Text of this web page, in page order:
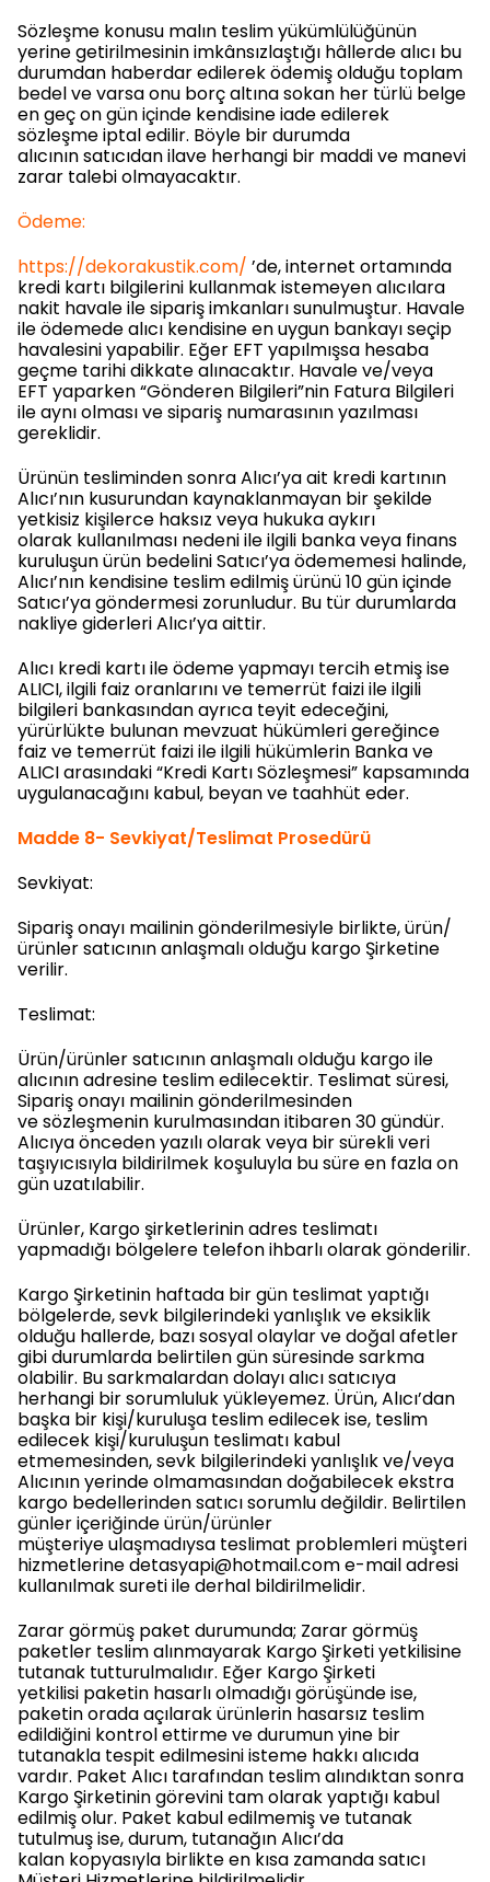
Sözleşme konusu malın teslim yükümlülüğünün
yerine getirilmesinin imkânsızlaştığı hâllerde alıcı bu
durumdan haberdar edilerek ödemiş olduğu toplam
bedel ve varsa onu borç altına sokan her türlü belge
en geç on gün içinde kendisine iade edilerek
sözleşme iptal edilir. Böyle bir durumda
alıcının satıcıdan ilave herhangi bir maddi ve manevi
zarar talebi olmayacaktır.
Ödeme:
https://dekorakustik.com/ ’de, internet ortamında
kredi kartı bilgilerini kullanmak istemeyen alıcılara
nakit havale ile sipariş imkanları sunulmuştur. Havale
ile ödemede alıcı kendisine en uygun bankayı seçip
havalesini yapabilir. Eğer EFT yapılmışsa hesaba
geçme tarihi dikkate alınacaktır. Havale ve/veya
EFT yaparken “Gönderen Bilgileri”nin Fatura Bilgileri
ile aynı olması ve sipariş numarasının yazılması
gereklidir.
Ürünün tesliminden sonra Alıcı’ya ait kredi kartının
Alıcı’nın kusurundan kaynaklanmayan bir şekilde
yetkisiz kişilerce haksız veya hukuka aykırı
olarak kullanılması nedeni ile ilgili banka veya finans
kuruluşun ürün bedelini Satıcı’ya ödememesi halinde,
Alıcı’nın kendisine teslim edilmiş ürünü 10 gün içinde
Satıcı’ya göndermesi zorunludur. Bu tür durumlarda
nakliye giderleri Alıcı’ya aittir.
Alıcı kredi kartı ile ödeme yapmayı tercih etmiş ise
ALICI, ilgili faiz oranlarını ve temerrüt faizi ile ilgili
bilgileri bankasından ayrıca teyit edeceğini,
yürürlükte bulunan mevzuat hükümleri gereğince
faiz ve temerrüt faizi ile ilgili hükümlerin Banka ve
ALICI arasındaki “Kredi Kartı Sözleşmesi” kapsamında
uygulanacağını kabul, beyan ve taahhüt eder.
Madde 8- Sevkiyat/Teslimat Prosedürü
Sevkiyat:
Sipariş onayı mailinin gönderilmesiyle birlikte, ürün/
ürünler satıcının anlaşmalı olduğu kargo Şirketine
verilir.
Teslimat:
Ürün/ürünler satıcının anlaşmalı olduğu kargo ile
alıcının adresine teslim edilecektir. Teslimat süresi,
Sipariş onayı mailinin gönderilmesinden
ve sözleşmenin kurulmasından itibaren 30 gündür.
Alıcıya önceden yazılı olarak veya bir sürekli veri
taşıyıcısıyla bildirilmek koşuluyla bu süre en fazla on
gün uzatılabilir.
Ürünler, Kargo şirketlerinin adres teslimatı
yapmadığı bölgelere telefon ihbarlı olarak gönderilir.
Kargo Şirketinin haftada bir gün teslimat yaptığı
bölgelerde, sevk bilgilerindeki yanlışlık ve eksiklik
olduğu hallerde, bazı sosyal olaylar ve doğal afetler
gibi durumlarda belirtilen gün süresinde sarkma
olabilir. Bu sarkmalardan dolayı alıcı satıcıya
herhangi bir sorumluluk yükleyemez. Ürün, Alıcı’dan
başka bir kişi/kuruluşa teslim edilecek ise, teslim
edilecek kişi/kuruluşun teslimatı kabul
etmemesinden, sevk bilgilerindeki yanlışlık ve/veya
Alıcının yerinde olmamasından doğabilecek ekstra
kargo bedellerinden satıcı sorumlu değildir. Belirtilen
günler içeriğinde ürün/ürünler
müşteriye ulaşmadıysa teslimat problemleri müşteri
hizmetlerinedetasyapi@hotmail.come-mail adresi
kullanılmak sureti ile derhal bildirilmelidir.
Zarar görmüş paket durumunda; Zarar görmüş
paketler teslim alınmayarak Kargo Şirketi yetkilisine
tutanak tutturulmalıdır. Eğer Kargo Şirketi
yetkilisi paketin hasarlı olmadığı görüşünde ise,
paketin orada açılarak ürünlerin hasarsız teslim
edildiğini kontrol ettirme ve durumun yine bir
tutanakla tespit edilmesini isteme hakkı alıcıda
vardır. Paket Alıcı tarafından teslim alındıktan sonra
Kargo Şirketinin görevini tam olarak yaptığı kabul
edilmiş olur. Paket kabul edilmemiş ve tutanak
tutulmuş ise, durum, tutanağın Alıcı’da
kalan kopyasıyla birlikte en kısa zamanda satıcı